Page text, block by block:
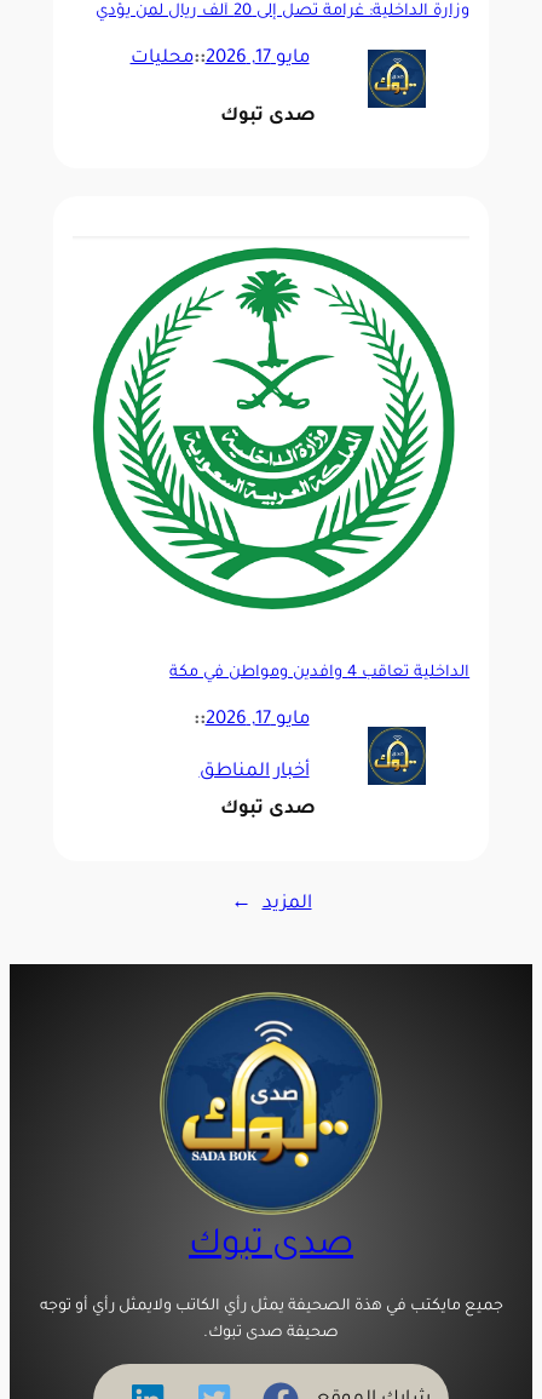
وزارة الداخلية: غرامة تصل إلى 20 ألف ريال لمن يؤدي
مايو 17, 2026 ::محليات
صدى تبوك
الداخلية تعاقب 4 وافدين ومواطن في مكة
مايو 17, 2026 ::
أخبار المناطق
صدى تبوك
المزيد →
صدى تبوك
جميع مايكتب في هذة الصحيفة يمثل رأي الكاتب ولايمثل رأي أو توجه
صحيفة صدى تبوك.